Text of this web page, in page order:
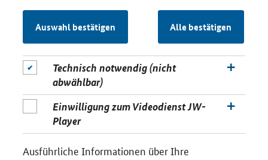
Auswahl bestätigen Alle bestätigen
Technisch notwendig (nicht
abwählbar)
Einwilligung zum Videodienst JW-
Player
Ausführliche Informationen über Ihre